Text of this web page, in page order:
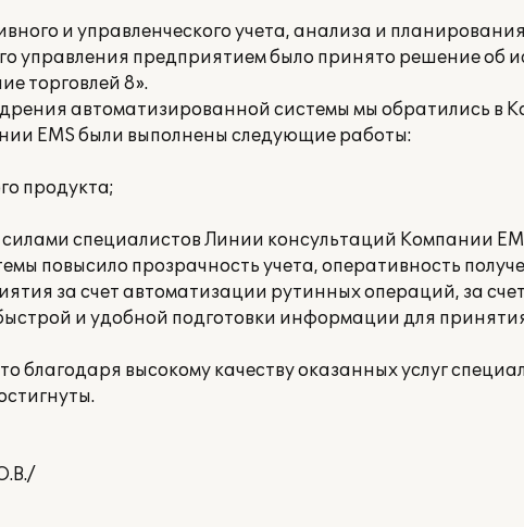
и управленческого учета, анализа и
управления предприятием было принято решение об
торговлей 8».
автоматизированной системы мы обратились в
EMS были выполнены следующие работы:
продукта;
специалистов Линии консультаций Компании
повысило прозрачность учета, оперативность
за счет автоматизации рутинных операций, за
и удобной подготовки информации для
благодаря высокому качеству оказанных услуг